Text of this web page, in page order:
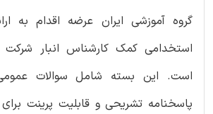
گروه آموزشی ایران عرضه اقدام به
استخدامی کمک کارشناس انبار شرکت
است. این بسته شامل سوالات
پاسخنامه تشریحی و قابلیت پرینت